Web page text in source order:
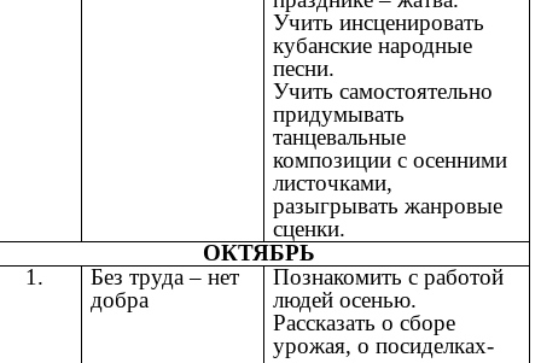
Учить инсценировать
кубанские народные
песни.
Учить самостоятельно
придумывать
танцевальные
композиции с осенними
листочками,
разыгрывать жанровые
сценки.
ОКТЯБРЬ
1.
Без труда – нет
добра
Познакомить с работой
людей осенью.
Рассказать о сборе
урожая, о посиделках-